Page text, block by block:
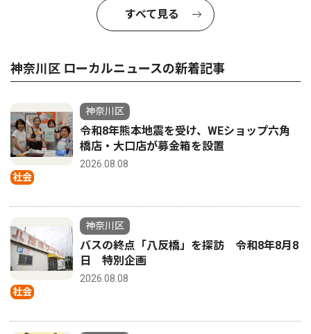
すべて見る
神奈川区 ローカルニュースの新着記事
社会
神奈川区
令和8年熊本地震を受け、WEショップ六角
橋店・大口店が募金箱を設置
2026.08.08
社会
神奈川区
バスの終点「八反橋」を探訪 令和8年8月8
日 特別企画
2026.08.08